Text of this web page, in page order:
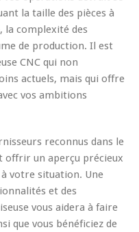
la taille des pièces à
la complexité des
de production. Il est
CNC qui non
actuels, mais qui offre
vos ambitions
reconnus dans le
offrir un aperçu précieux
votre situation. Une
et des
vous aidera à faire
que vous bénéficiez de